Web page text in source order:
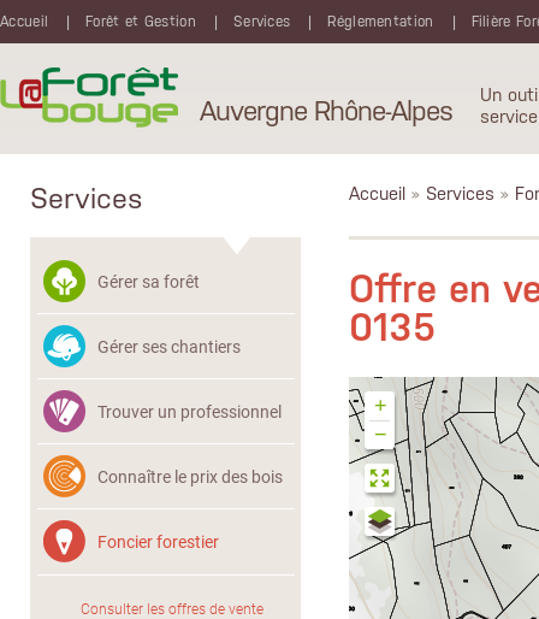
Accueil
Forêt et Gestion Services Réglementation Filière
Auvergne Rhône-Alpes
Un
Services
Gérer sa forêt
Gérer ses chantiers
Trouver un professionnel
Connaître le prix des bois
Foncier forestier
Consulter les offres de vente
Accueil » Services »
Offre en
0135
+
−